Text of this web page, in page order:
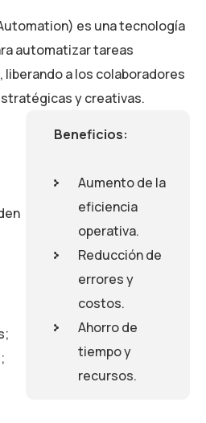
es una tecnología
automatizar tareas
a los colaboradores
y creativas.
Beneficios:
Aumento de la
eficiencia
operativa.
Reducción de
errores y
costos.
Ahorro de
tiempo y
recursos.